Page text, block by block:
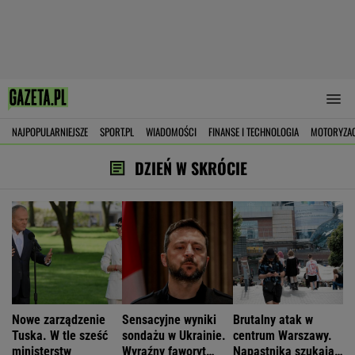
NAJPOPULARNIEJSZE SPORT.PL WIADOMOŚCI FINANSE I TECHNOLOGIA
DZIEŃ W SKRÓCIE
Nowe zarządzenie
Tuska. W tle sześć
ministerstw
Sensacyjne wyniki
sondażu w Ukrainie.
Wyraźny faworyt
Brutalny atak w
centrum Warszawy.
Napastnika szukają